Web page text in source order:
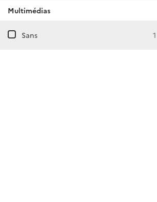
Multimédias
Sans 1